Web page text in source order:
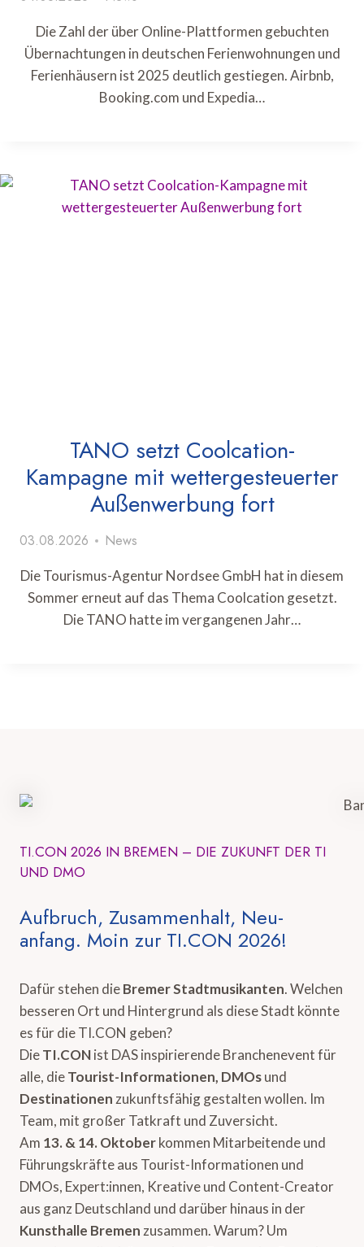
Die Zahl der über Online-Plattformen gebuchten
Übernachtungen in deutschen Ferienwohnungen und
Ferienhäusern ist 2025 deutlich gestiegen. Airbnb,
Booking.com und Expedia…
TANO setzt Coolcation-
Kampagne mit wettergesteuerter
Außenwerbung fort
03.08.2026 News
Die Tourismus-Agentur Nordsee GmbH hat in diesem
Sommer erneut auf das Thema Coolcation gesetzt.
Die TANO hatte im vergangenen Jahr…
TI.CON 2026 IN BREMEN – DIE ZUKUNFT DER TI
UND DMO
Aufbruch, Zusammenhalt, Neu-
anfang. Moin zur TI.CON 2026!
Dafür stehen dieBremer Stadtmusikanten. Welchen
besseren Ort und Hintergrund als diese Stadt könnte
es für die TI.CON geben?
DieTI.CONist DAS inspirierende Branchenevent für
alle, dieTourist-Informationen, DMOsund
Destinationen zukunftsfähig gestalten wollen. Im
Team, mit großer Tatkraft und Zuversicht.
Am 13. & 14. Oktoberkommen Mitarbeitende und
Führungskräfte aus Tourist-Informationen und
DMOs, Expert:innen, Kreative und Content-Creator
aus ganz Deutschland und darüber hinaus in der
Kunsthalle Bremen zusammen. Warum? Um